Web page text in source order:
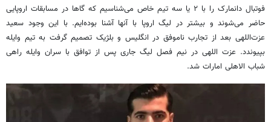
فوتبال دانمارک را با ۲ یا سه تیم خاص می‌شناسیم که گاها در مسابقات اروپایی
حاضر می‌شوند و بیشتر در لیگ اروپا با آنها آشنا بوده‌ایم. با این وجود سعید
عزت‌اللهی بعد از تجارب ناموفق در انگلیس و بلژیک تصمیم گرفت به تیم وایله
بپیوندد. عزت اللهی در نیم فصل لیگ جاری پس از توافق با سران وایله راهی
شباب الاهلی امارات شد.